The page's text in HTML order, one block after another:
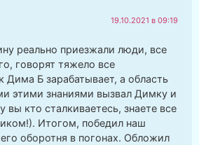
19.10.2021 в 09:19
реально приезжали люди, все
говорят тяжело все
Дима Б зарабатывает, а область
этими знаниями вызвал Димку и
вы кто сталкиваетесь, знаете все
Итогом, победил наш
оборотня в погонах. Обложил